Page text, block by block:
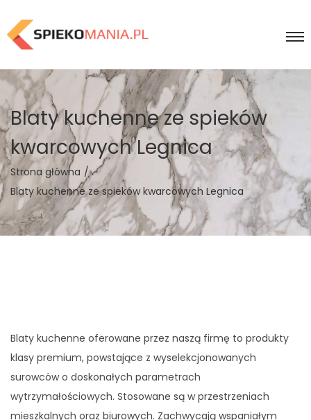
Blaty kuchenne ze spieków
kwarcowych Legnica
Strona główna /
Blaty kuchenne ze spieków kwarcowych Legnica
Blaty kuchenne oferowane przez naszą firmę to produkty
klasy premium, powstające z wyselekcjonowanych
surowców o doskonałych parametrach
wytrzymałościowych. Stosowane są w przestrzeniach
mieszkalnych oraz biurowych. Zachwycają wspaniałym